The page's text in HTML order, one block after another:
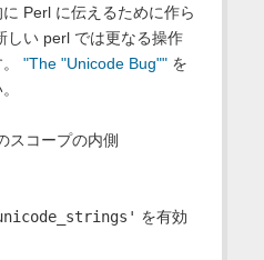
Perl に伝えるために作ら
しい perl では更なる操作
"The "Unicode Bug""を
スコープの内側
を有効